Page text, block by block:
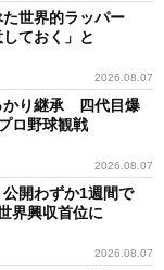
た世界的ラッパー
ておく」と
2026.08.07
かり継承 四代目爆
ロ野球観戦
2026.08.07
開わずか1週間で
界興収首位に
2026.08.07